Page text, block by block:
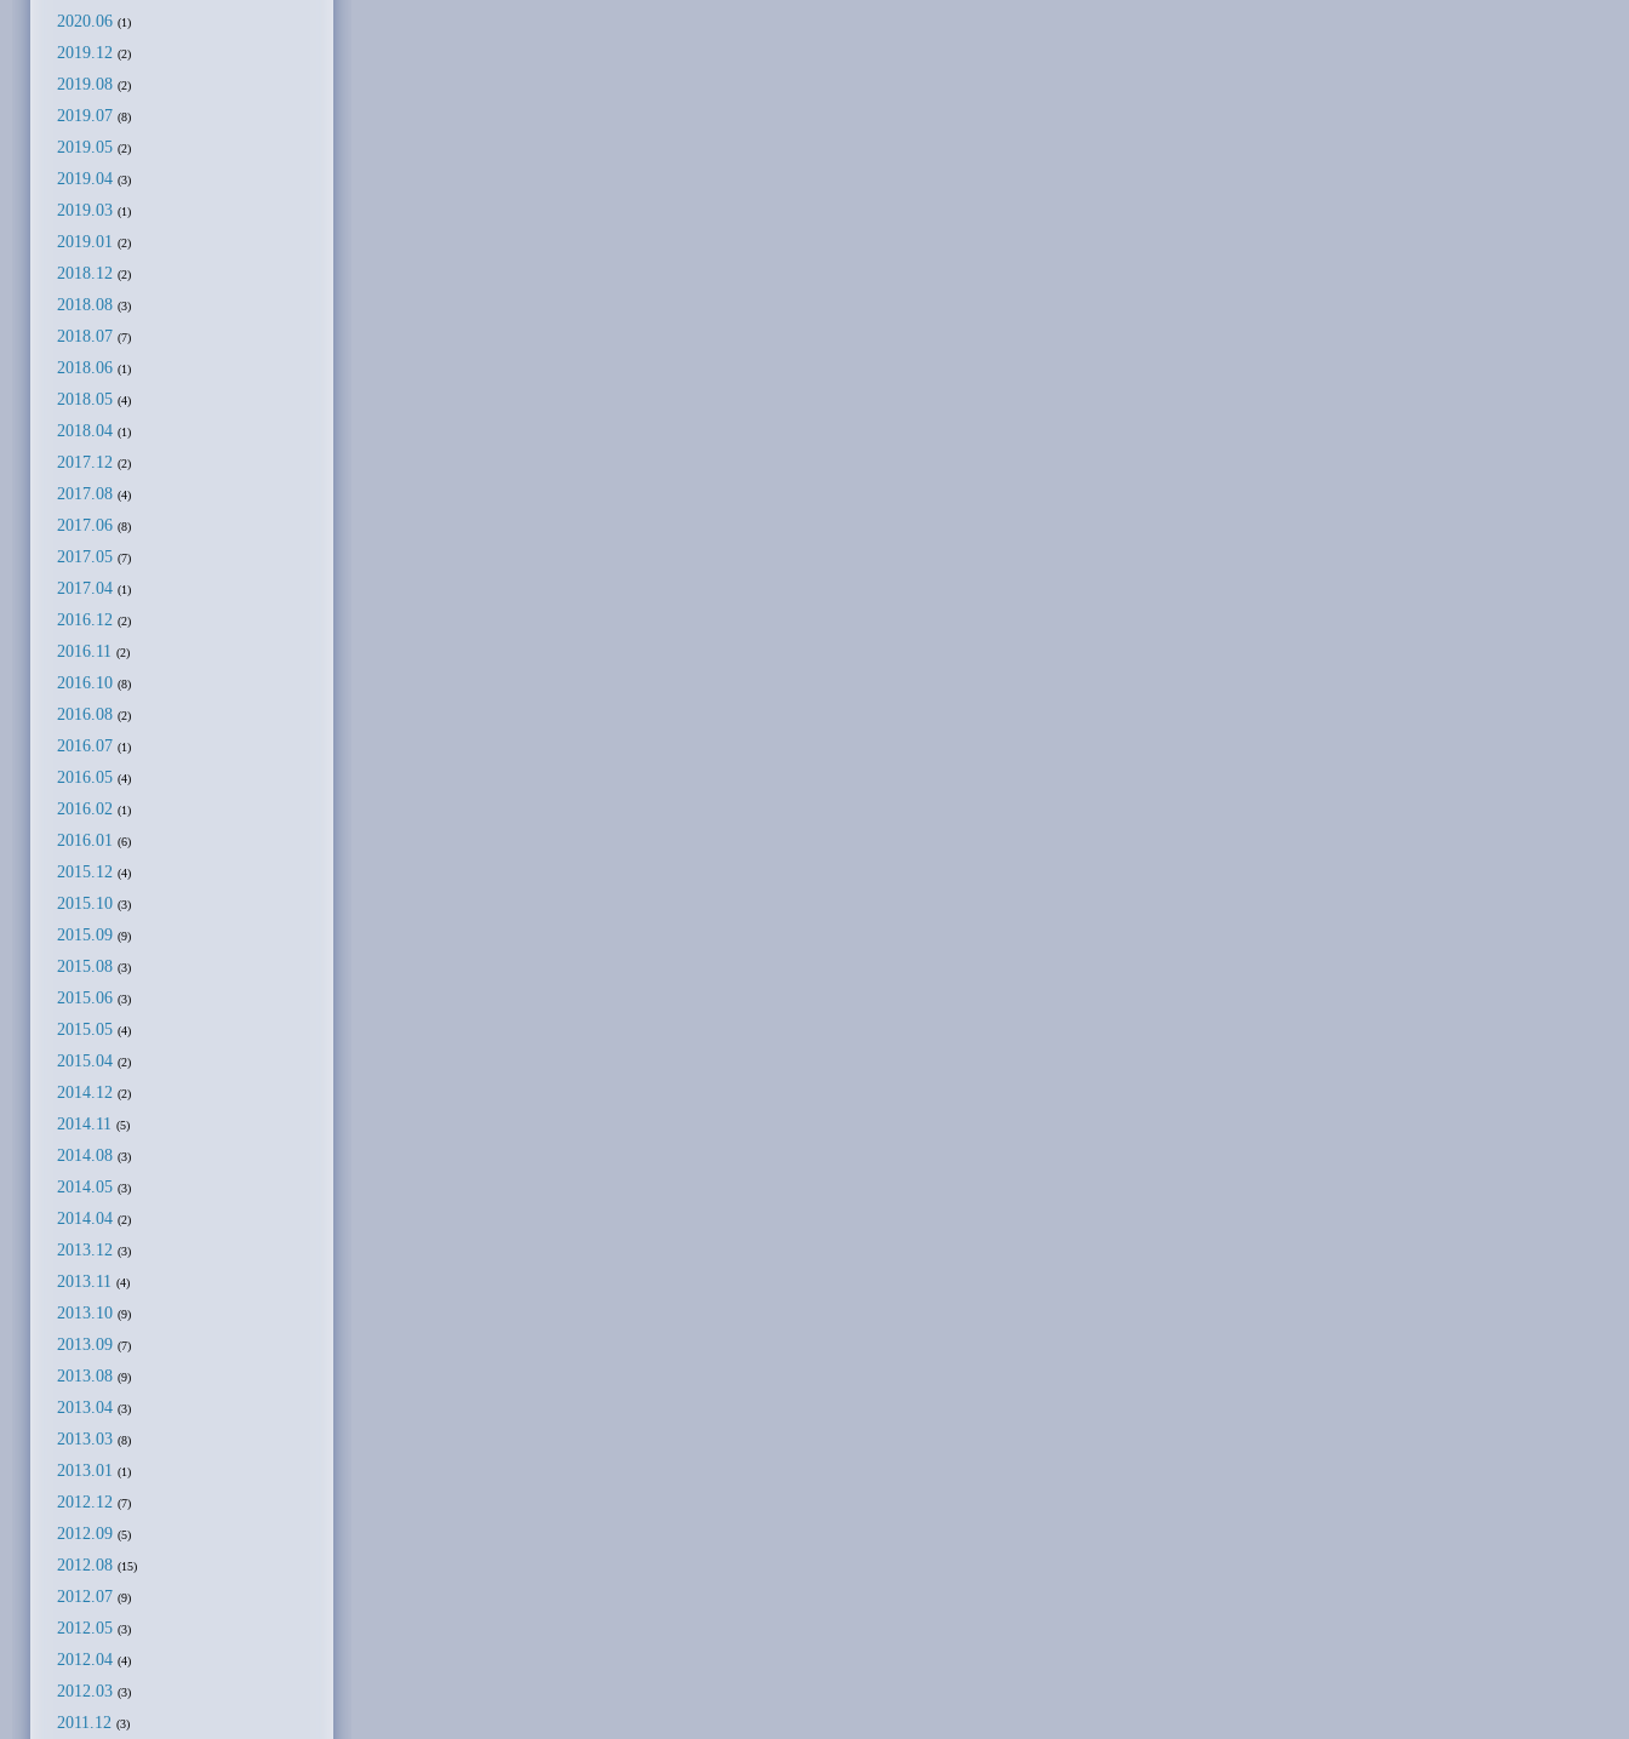
2020.06 (1)
2019.12 (2)
2019.08 (2)
2019.07 (8)
2019.05 (2)
2019.04 (3)
2019.03 (1)
2019.01 (2)
2018.12 (2)
2018.08 (3)
2018.07 (7)
2018.06 (1)
2018.05 (4)
2018.04 (1)
2017.12 (2)
2017.08 (4)
2017.06 (8)
2017.05 (7)
2017.04 (1)
2016.12 (2)
2016.11 (2)
2016.10 (8)
2016.08 (2)
2016.07 (1)
2016.05 (4)
2016.02 (1)
2016.01 (6)
2015.12 (4)
2015.10 (3)
2015.09 (9)
2015.08 (3)
2015.06 (3)
2015.05 (4)
2015.04 (2)
2014.12 (2)
2014.11 (5)
2014.08 (3)
2014.05 (3)
2014.04 (2)
2013.12 (3)
2013.11 (4)
2013.10 (9)
2013.09 (7)
2013.08 (9)
2013.04 (3)
2013.03 (8)
2013.01 (1)
2012.12 (7)
2012.09 (5)
2012.08 (15)
2012.07 (9)
2012.05 (3)
2012.04 (4)
2012.03 (3)
2011.12 (3)